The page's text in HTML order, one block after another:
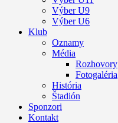
Výber U9
Výber U6
Klub
Oznamy
Média
Rozhovory
Fotogaléria
História
Štadión
Sponzori
Kontakt